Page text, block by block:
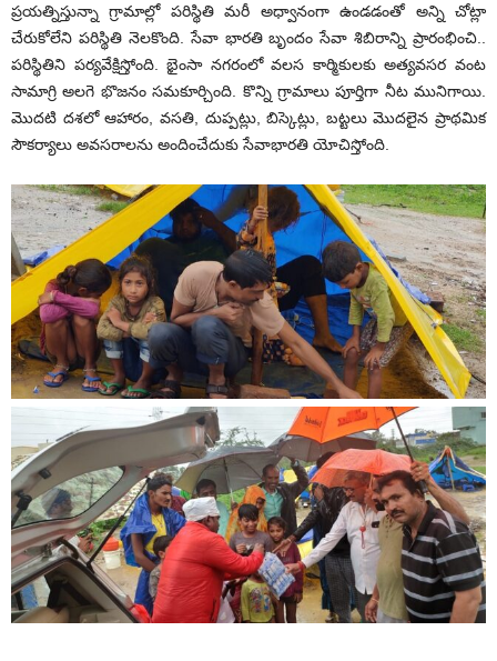
ప్రయత్నిస్తున్నా గ్రామాల్లో పరిస్థితి మరీ అధ్వానంగా ఉండడంతో అన్ని చోట్లా
చేరుకోలేని పరిస్థితి నెలకొంది. సేవా భారతి బృందం సేవా శిబిరాన్ని ప్రారంభించి..
పరిస్థితిని పర్యవేక్షిస్తోంది. భైంసా నగరంలో వలస కార్మికులకు అత్యవసర వంట
సామాగ్రి అలగె భొజనం సమకూర్చింది. కొన్ని గ్రామాలు పూర్తిగా నీట మునిగాయి.
మొదటి దశలో ఆహారం, వసతి, దుప్పట్లు, బిస్కెట్లు, బట్టలు మొదలైన ప్రాథమిక
సౌకర్యాలు అవస‌రాల‌ను అందించేదుకు సేవాభార‌తి యోచిస్తోంది.